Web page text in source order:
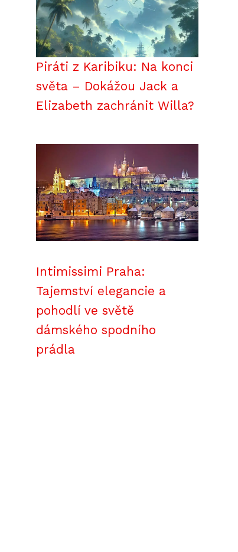
Piráti z Karibiku: Na konci
světa – Dokážou Jack a
Elizabeth zachránit Willa?
Intimissimi Praha:
Tajemství elegancie a
pohodlí ve světě
dámského spodního
prádla